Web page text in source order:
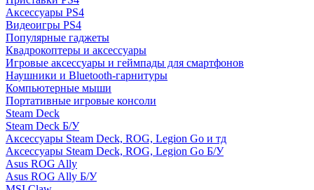
Аксессуары PS4
Видеоигры PS4
Популярные гаджеты
Квадрокоптеры и аксессуары
Игровые аксессуары и геймпады для смартфонов
Наушники и Bluetooth-гарнитуры
Компьютерные мыши
Портативные игровые консоли
Steam Deck
Steam Deck Б/У
Аксессуары Steam Deck, ROG, Legion Go и тд
Аксессуары Steam Deck, ROG, Legion Go Б/У
Asus ROG Ally
Asus ROG Ally Б/У